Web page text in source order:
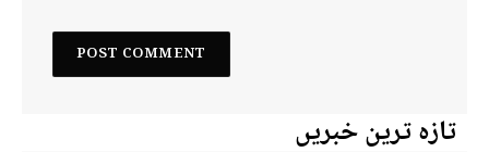
تازہ ترین خبریں